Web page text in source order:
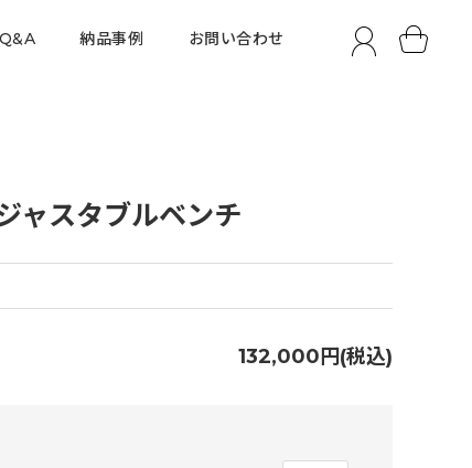
Q&A 納品事例 お問い合わせ
ャスタブルベンチ
132,000円(税込)